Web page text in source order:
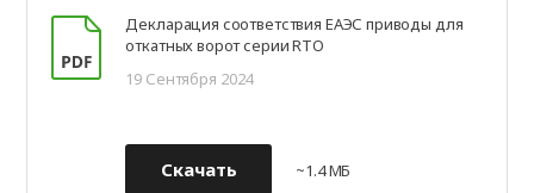
Декларация соответствия ЕАЭС приводы для
откатных ворот серии RTO
19 Сентября 2024
Скачать ~1.4 МБ